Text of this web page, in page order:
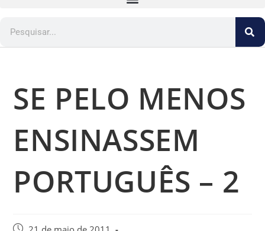
SE PELO MENOS
ENSINASSEM
PORTUGUÊS – 2